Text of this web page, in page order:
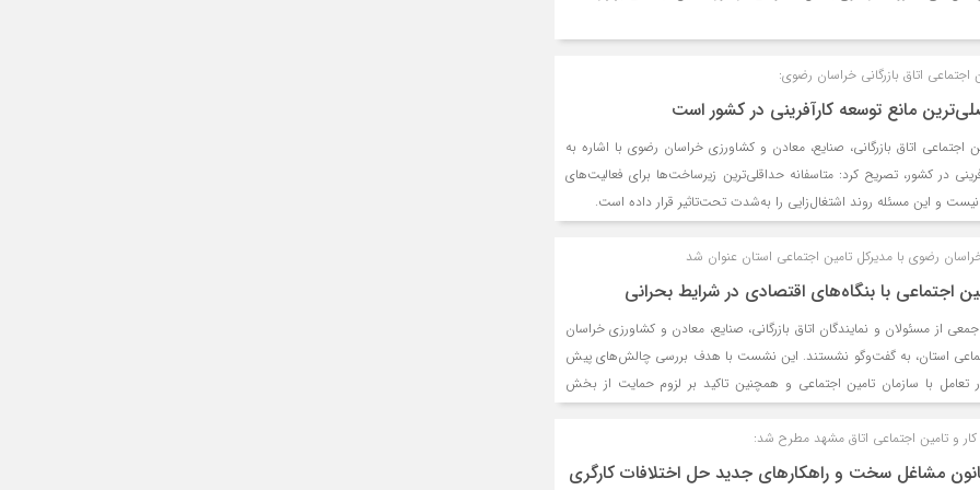
اتاق بازرگانی خراسان رضوی:
مانع توسعه کارآفرینی در کشور است
اجتماعی اتاق بازرگانی، صنایع، معادن و کشاورزی خراسان رضوی با اشاره به
در کشور، تصریح کرد: متاسفانه حداقلی‌ترین زیرساخت‌ها برای فعالیت‌های
نیست و این مسئله روند اشتغال‌زایی را به‌شدت تحت‌تاثیر قرار داده است.
رضوی با مدیرکل تامین اجتماعی استان عنوان شد
اجتماعی با بنگاه‌های اقتصادی در شرایط بحرانی
از مسئولان و نمایندگان اتاق بازرگانی، صنایع، معادن و کشاورزی خراسان
استان، به گفت‌وگو نشستند. این نشست با هدف بررسی چالش‌های پیش
تعامل با سازمان تامین اجتماعی و همچنین تاکید بر لزوم حمایت از بخش
برگزار شد. در این دیدار، نایب رئیس، دبیرکل، رئیس کمیسیون کار و
کمیسیون مالیات اتاق مشهد، ضمن تقدیر از هم‌افزایی اداره کل تامین
دیدگاه‌ها و دغدغه‌های بخش خصوصی را با مدیرکل این ارگان در میان
و تامین اجتماعی اتاق مشهد مطرح شد:
مشاغل سخت و راهکارهای جدید حل اختلافات کارگری